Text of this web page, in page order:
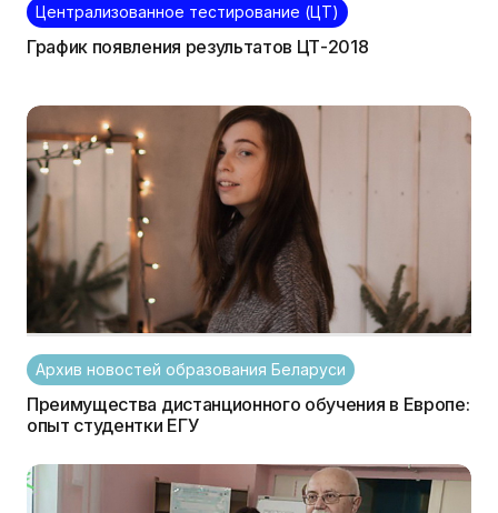
Централизованное тестирование (ЦТ)
График появления результатов ЦТ-2018
Архив новостей образования Беларуси
Преимущества дистанционного обучения в Европе:
опыт студентки ЕГУ